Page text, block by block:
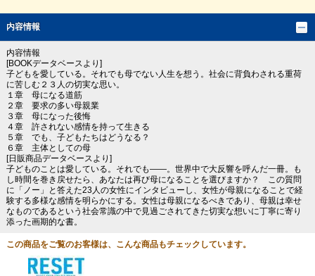
内容情報
内容情報
[BOOKデータベースより]
子どもを愛している。それでも母でない人生を想う。社会に背負わされる重荷
に苦しむ２３人の切実な思い。
１章 母になる道筋
２章 要求の多い母親業
３章 母になった後悔
４章 許されない感情を持って生きる
５章 でも、子どもたちはどうなる？
６章 主体としての母
[日販商品データベースより]
子どものことは愛している。それでも――。世界中で大反響を呼んだ一冊。も
し時間を巻き戻せたら、あなたは再び母になることを選びますか？ この質問
に「ノー」と答えた23人の女性にインタビューし、女性が母親になることで経
験する多様な感情を明らかにする。女性は母親になるべきであり、母親は幸せ
なものであるという社会常識の中で見過ごされてきた切実な想いに丁寧に寄り
添った画期的な書。
この商品をご覧のお客様は、こんな商品もチェックしています。